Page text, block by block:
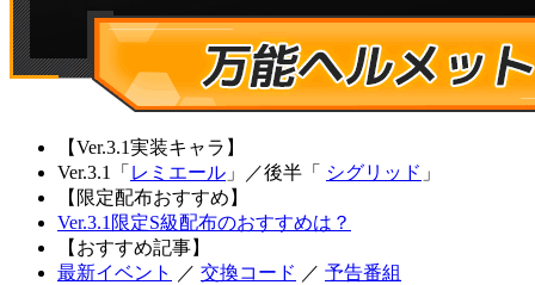
【Ver.3.1実装キャラ】
Ver.3.1「 レミエール 」 ／後半「 シグリッド 」
【限定配布おすすめ】
Ver.3.1限定S級配布のおすすめは？
【おすすめ記事】
最新イベント
／ 交換コード ／ 予告番組